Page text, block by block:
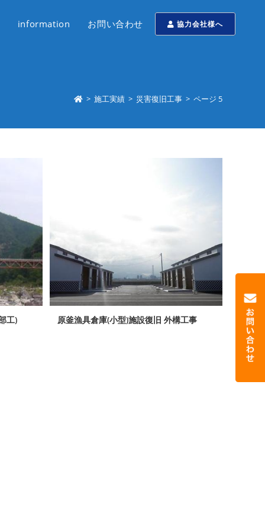
協力会社様へ
information お問い合わせ
> 施工実績 > 災害復旧工事 > ページ 5
工) 原釜漁具倉庫(小型)施設復旧 外構工事